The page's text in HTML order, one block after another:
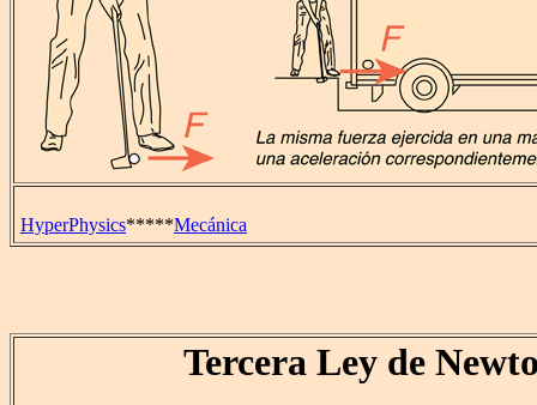
HyperPhysics*****Mecánica
Tercera Ley de